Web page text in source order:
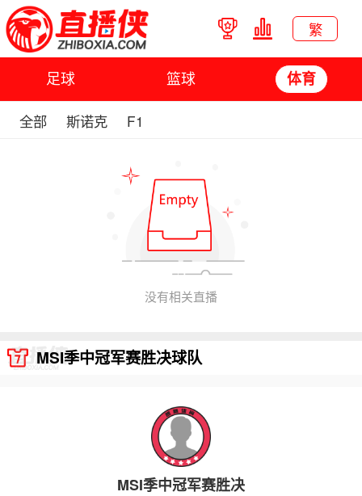
繁
足球 篮球 体育
全部 斯诺克 F1
没有相关直播
MSI季中冠军赛胜决球队
MSI季中冠军赛胜决